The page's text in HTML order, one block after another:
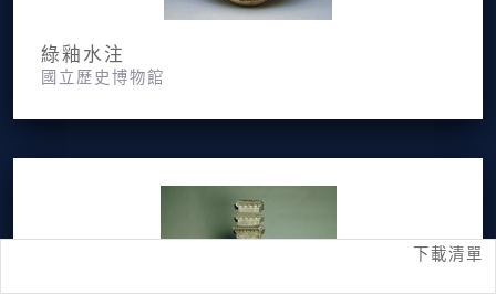
下載清單
綠釉水注
國立歷史博物館